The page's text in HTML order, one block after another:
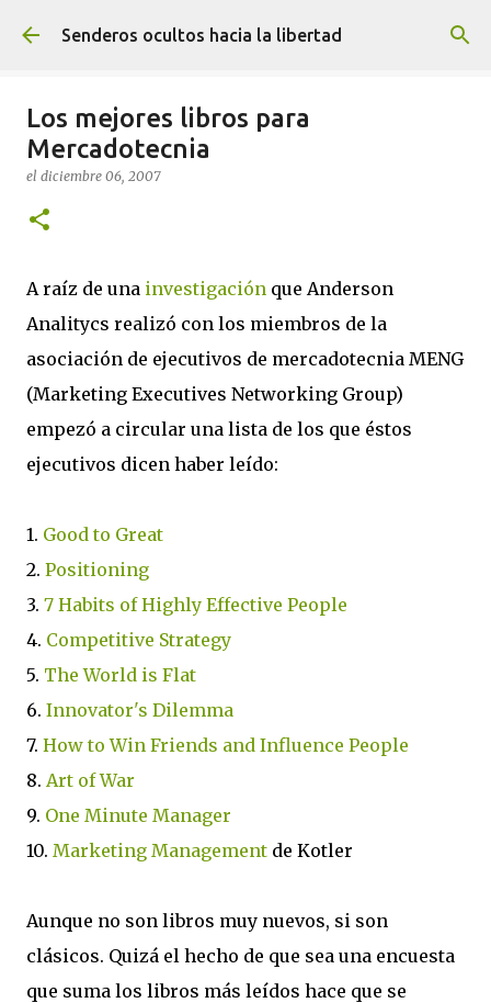
Ir al contenido principal
Senderos ocultos hacia la libertad
Los mejores libros para
Mercadotecnia
el diciembre 06, 2007
A raíz de una investigación que Anderson
Analitycs realizó con los miembros de la
asociación de ejecutivos de mercadotecnia MENG
(Marketing Executives Networking Group)
empezó a circular una lista de los que éstos
ejecutivos dicen haber leído:
1. Good to Great
2. Positioning
3. 7 Habits of Highly Effective People
4. Competitive Strategy
5. The World is Flat
6. Innovator's Dilemma
7. How to Win Friends and Influence People
8. Art of War
9. One Minute Manager
10. Marketing Management de Kotler
Aunque no son libros muy nuevos, si son
clásicos. Quizá el hecho de que sea una encuesta
que suma los libros más leídos hace que se